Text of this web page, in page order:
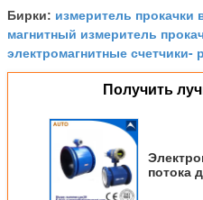
Бирки: измеритель прокачки
магнитный измеритель
электромагнитные счетчики-
Получить
потока